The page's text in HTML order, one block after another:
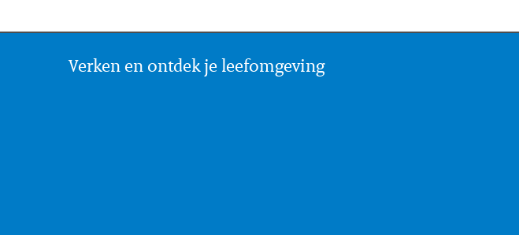
Verken en ontdek je leefomgeving